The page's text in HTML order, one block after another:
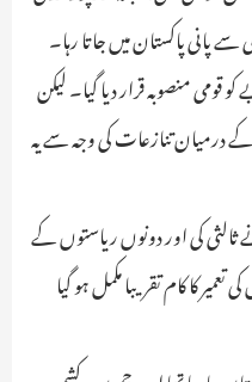
پانی پاکستان میں جاتا رہا۔
کو قومی منصوبہ قرار دیا گیا۔ لیکن
کے درمیان تنازعات کی وجہ سے یہ
نے ثالثی کی اور دونوں ریاستوں کے
کا کام تقریبا مکمل ہو گیا